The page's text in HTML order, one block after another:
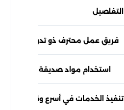
التفاصيل
فريق عمل محترف ذو تدريب عالي
استخدام مواد صديقة للبيئة
تنفيذ الخدمات في أسرع وقت ممكن